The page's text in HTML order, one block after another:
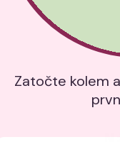
Zatočte kolem